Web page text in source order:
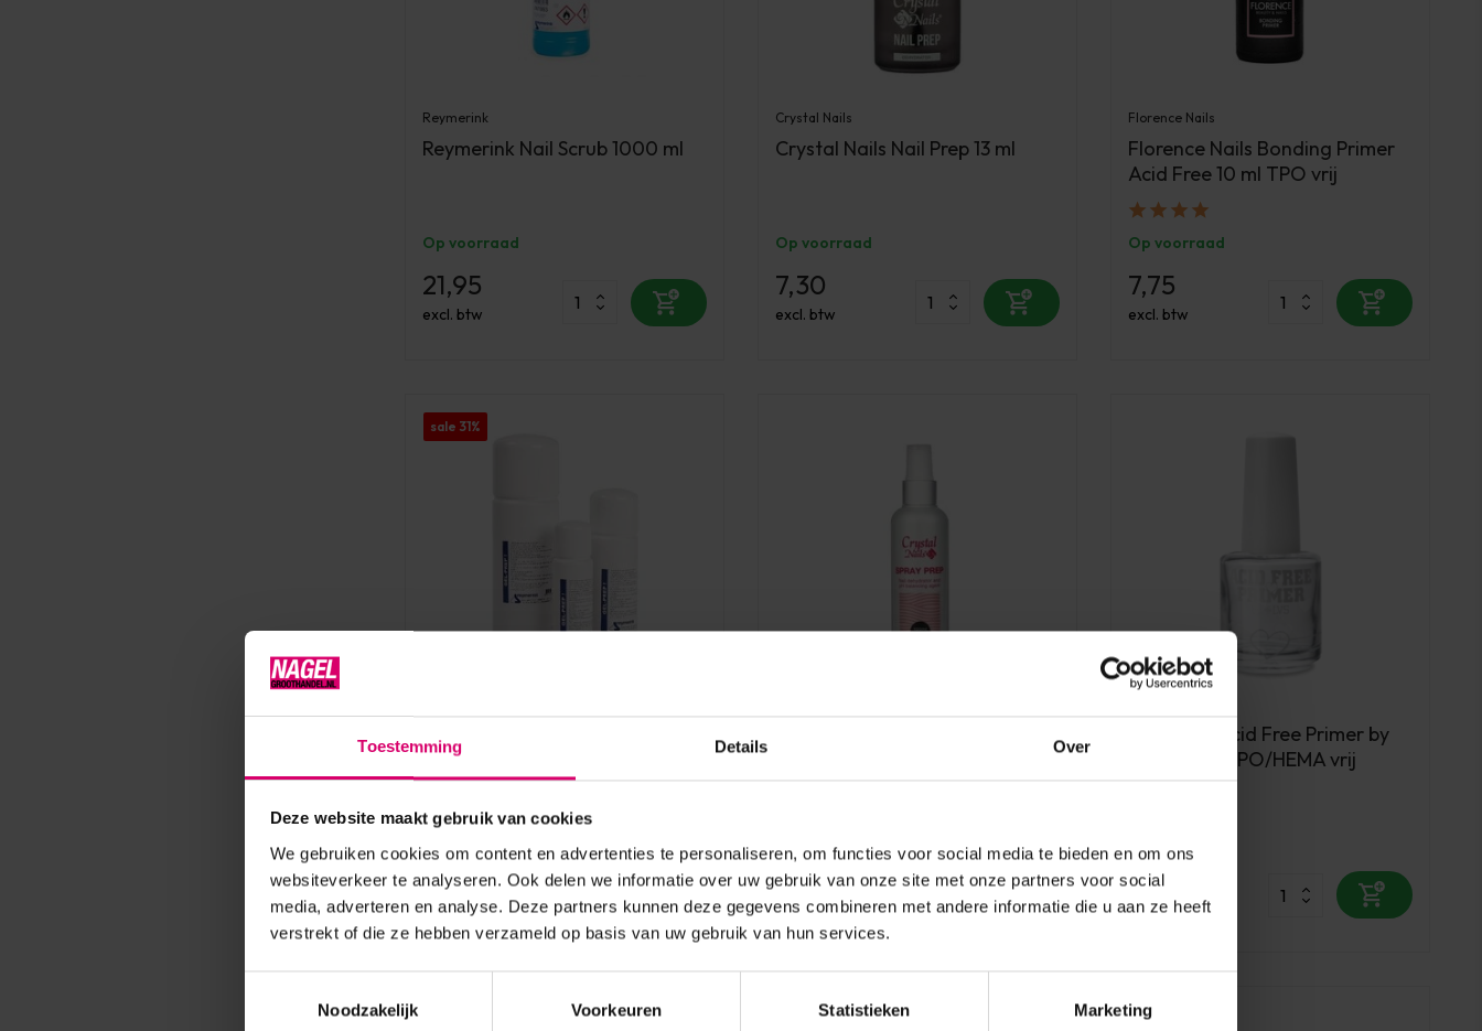
Toestemming Details Over
Deze website maakt gebruik van cookies
We gebruiken cookies om content en advertenties te personaliseren, om functies voor social media te bieden en om ons
websiteverkeer te analyseren. Ook delen we informatie over uw gebruik van onze site met onze partners voor social
media, adverteren en analyse. Deze partners kunnen deze gegevens combineren met andere informatie die u aan ze heeft
verstrekt of die ze hebben verzameld op basis van uw gebruik van hun services.
Noodzakelijk
Voorkeuren Statistieken Marketing
Reymerink
Reymerink Nail Scrub 1000 ml
Op voorraad
21,95
excl. btw
Crystal Nails
Crystal Nails Nail Prep 13 ml
Op voorraad
7,30
excl. btw
Florence Nails
Florence Nails Bonding Primer
Acid Free 10 ml TPO vrij
Op voorraad
7,75
excl. btw
sale 31%
Reymerink Gel Prep 200 ml -
OP=OP
4,95
excl. btw
29,95
excl. btw
LoveNess Acid Free Primer by
#LVS 15 ml TPO/HEMA vrij
11,95
excl. btw